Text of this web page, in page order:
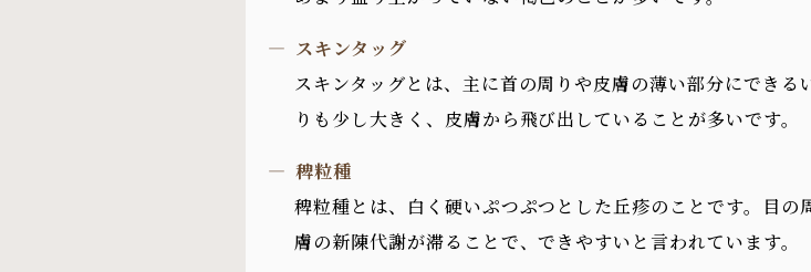
スキンタッグ
スキンタッグとは、主に首の周りや皮膚の薄い部分にでき
りも少し大きく、皮膚から飛び出していることが多いです。
稗粒種
稗粒種とは、白く硬いぷつぷつとした丘疹のことです。目
膚の新陳代謝が滞ることで、できやすいと言われています。